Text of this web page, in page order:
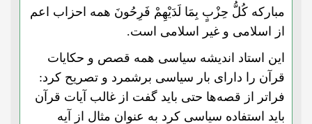
مبارکه کُلُّ حِزْبٍ بِمَا لَدَیْهِمْ فَرِحُونَ همه احزاب اعم
از اسلامی و غیر اسلامی است.
این استاد اندیشه سیاسی همه قصص و حکایات
قرآن را دارای بار سیاسی برشمرد و تصریح کرد:
فراتر از قصه‌ها حتی باید گفت از غالب آیات قرآن
باید استفاده سیاسی کرد به عنوان مثال از آیه